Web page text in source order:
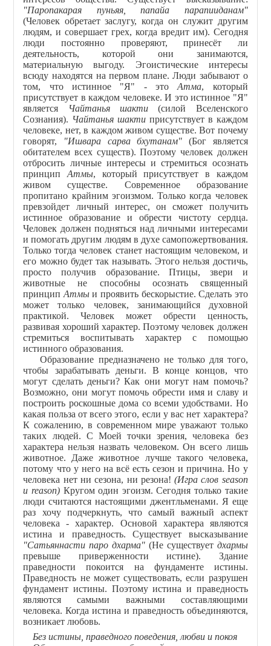
"Паропакарая пуньяя, папайа парапииданам"
(Человек обретает заслугу, когда он служит другим
людям, и совершает грех, когда вредит им). Сегодня
люди постоянно проверяют, принесёт ли
деятельность, которой они занимаются,
материальную выгоду. Эгоистические интересы
всюду находятся на первом плане. Люди забывают о
том, что истинное "Я" - этоАтма, который
присутствует в каждом человеке. И это истинное "Я"
является
Чайтанья шакти (силой Вселенского
Сознания). Чайтанья шакти присутствует в каждом
человеке, нет, в каждом живом существе. Вот почему
говорят,
"Ишвара сарва бхутанам" (Бог является
обитателем всех существ). Поэтому человек должен
отбросить личные интересы и стремиться осознать
принципАтмы, который присутствует в каждом
живом существе. Современное образование
пропитано крайним эгоизмом. Только когда человек
превзойдет личный интерес, он сможет получить
истинное образование и обрести чистоту сердца.
Человек должен подняться над личными интересами
и помогать другим людям в духе самопожертвования.
Только тогда человек станет настоящим человеком, и
его можно будет так называть. Этого нельзя достичь,
просто получив образование. Птицы, звери и
животные не способны осознать священный
принцип Атмыи проявить бескорыстие. Сделать это
может только человек, занимающийся духовной
практикой. Человек может обрести ценность,
развивая хороший характер. Поэтому человек должен
стремиться воспитывать характер с помощью
истинного образования.
Образование предназначено не только для того,
чтобы зарабатывать деньги. В конце концов, что
могут сделать деньги? Как они могут нам помочь?
Возможно, они могут помочь обрести имя и славу и
построить роскошные дома со всеми удобствами. Но
какая польза от всего этого, если у вас нет характера?
К сожалению, в современном мире уважают только
таких людей. С Моей точки зрения, человека без
характера нельзя назвать человеком. Он всего лишь
животное. Даже животное лучше такого человека,
потому что у него на всё есть сезон и причина. Но у
человека нет ни сезона, ни резона!(Игра слов season
и reason) Кругом один эгоизм. Сегодня только такие
люди считаются настоящими джентльменами. Я еще
раз хочу подчеркнуть, что самый важный аспект
человека - характер. Основой характера являются
истина и праведность. Существует высказывание
"Сатьяннасти паро дхарма" (Не существует дхармы
превыше приверженности истине). Здание
праведности покоится на фундаменте истины.
Праведность не может существовать, если разрушен
фундамент истины. Поэтому истина и праведность
являются самыми важными составляющими
человека. Когда истина и праведность объединяются,
возникает любовь.
Без истины, праведного поведения, любви и покоя